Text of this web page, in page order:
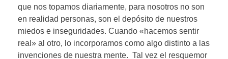
que nos topamos diariamente, para nosotros no son
en realidad personas, son el depósito de nuestros
miedos e inseguridades. Cuando «hacemos sentir
real» al otro, lo incorporamos como algo distinto a las
invenciones de nuestra mente. Tal vez el resquemor